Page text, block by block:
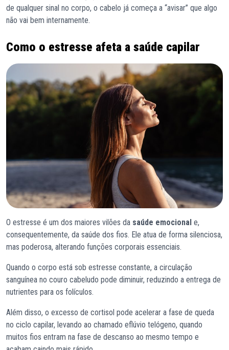
de qualquer sinal no corpo, o cabelo já começa a “avisar” que algo
não vai bem internamente.
Como o estresse afeta a saúde capilar
O estresse é um dos maiores vilões da saúde emocional e,
consequentemente, da saúde dos fios. Ele atua de forma silenciosa,
mas poderosa, alterando funções corporais essenciais.
Quando o corpo está sob estresse constante, a circulação
sanguínea no couro cabeludo pode diminuir, reduzindo a entrega de
nutrientes para os folículos.
Além disso, o excesso de cortisol pode acelerar a fase de queda
no ciclo capilar, levando ao chamado eflúvio telógeno, quando
muitos fios entram na fase de descanso ao mesmo tempo e